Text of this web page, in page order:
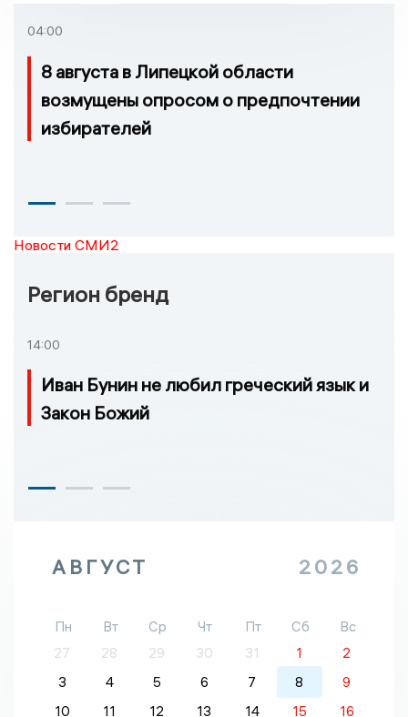
04:00
8 августа в Липецкой области
возмущены опросом о предпочтении
избирателей
Новости СМИ2
Регион бренд
14:00
Иван Бунин не любил греческий язык и
Закон Божий
АВГУСТ 2026
Пн Вт Ср Чт Пт Сб
Вс
27
28 29 30 31 1
2
3
4 5 6 7 8
9
10
11 12 13 14 15 16